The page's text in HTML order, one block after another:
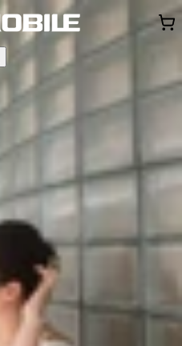
Khuyến
Thông báoKhách
tay thành văn
iPad cực đơn